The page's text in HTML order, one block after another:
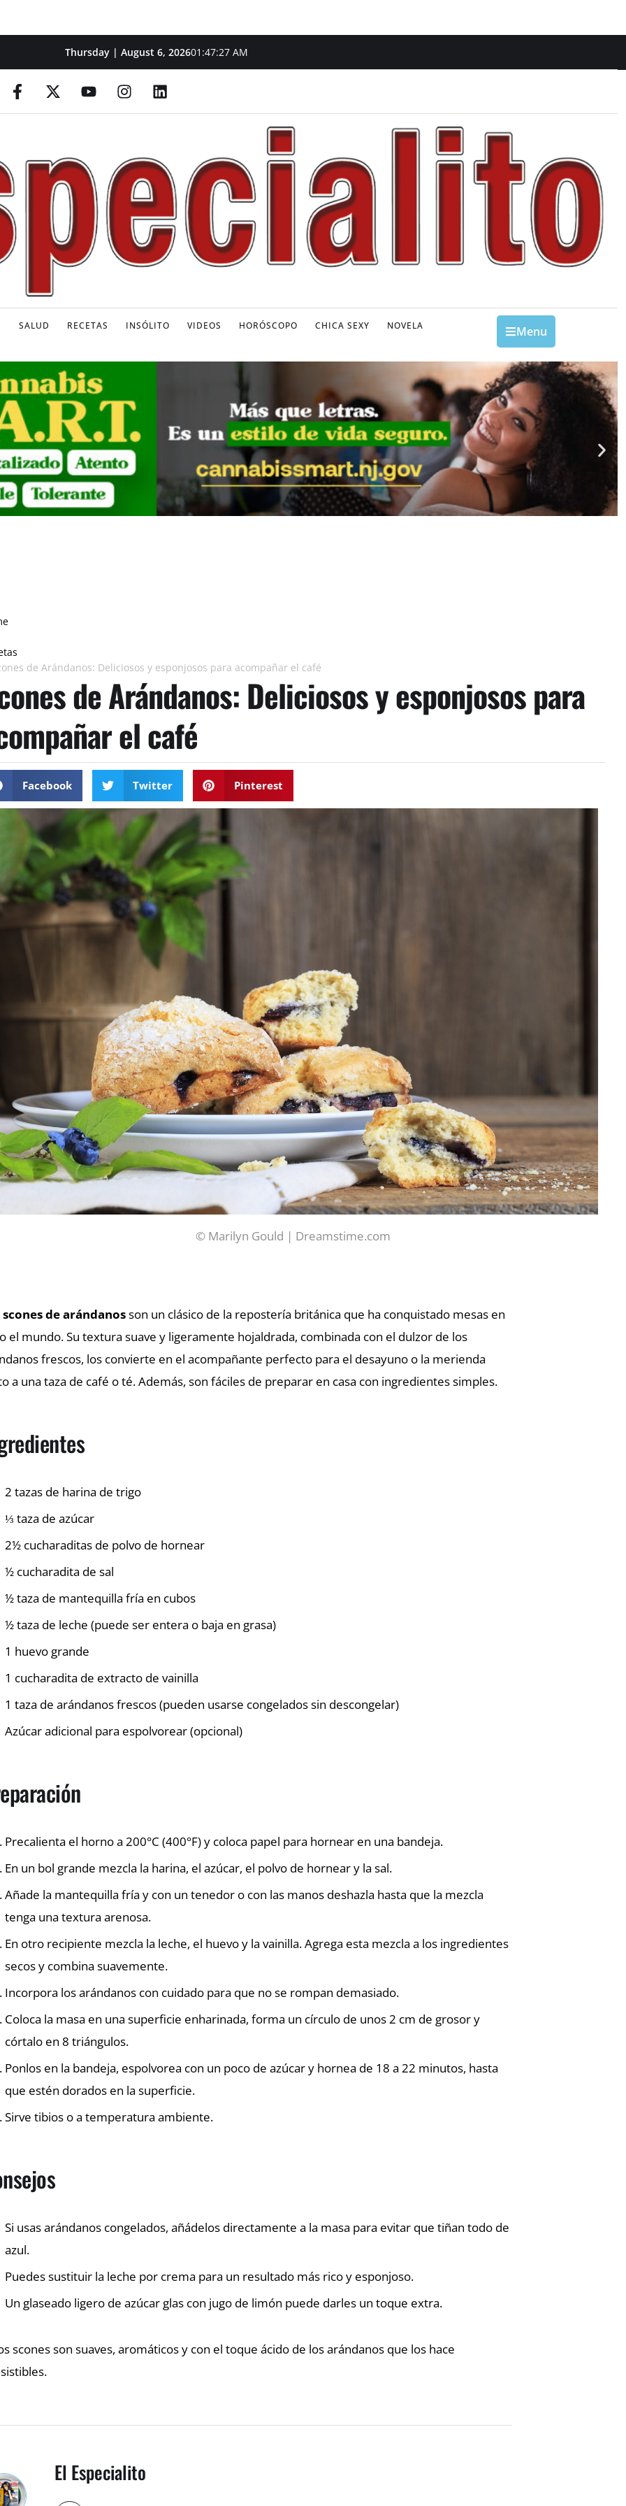
Thursday | August 6, 202601:47:28 AM
SALUD RECETAS INSÓLITO VIDEOS HORÓSCOPO CHICA SEXY NOVELA Menu
de Arándanos: Deliciosos y esponjosos para acompañar el café
de Arándanos: Deliciosos y esponjosos para
el café
Facebook Twitter Pinterest
© Marilyn Gould | Dreamstime.com
scones de arándanosson un clásico de la repostería británica que ha conquistado mesas en
el mundo. Su textura suave y ligeramente hojaldrada, combinada con el dulzor de los
frescos, los convierte en el acompañante perfecto para el desayuno o la merienda
a una taza de café o té. Además, son fáciles de preparar en casa con ingredientes simples.
2 tazas de harina de trigo
⅓ taza de azúcar
2½ cucharaditas de polvo de hornear
½ cucharadita de sal
½ taza de mantequilla fría en cubos
½ taza de leche (puede ser entera o baja en grasa)
1 huevo grande
1 cucharadita de extracto de vainilla
1 taza de arándanos frescos (pueden usarse congelados sin descongelar)
Azúcar adicional para espolvorear (opcional)
Precalienta el horno a 200°C (400°F) y coloca papel para hornear en una bandeja.
En un bol grande mezcla la harina, el azúcar, el polvo de hornear y la sal.
Añade la mantequilla fría y con un tenedor o con las manos deshazla hasta que la mezcla
tenga una textura arenosa.
En otro recipiente mezcla la leche, el huevo y la vainilla. Agrega esta mezcla a los ingredientes
secos y combina suavemente.
Incorpora los arándanos con cuidado para que no se rompan demasiado.
Coloca la masa en una superficie enharinada, forma un círculo de unos 2 cm de grosor y
córtalo en 8 triángulos.
Ponlos en la bandeja, espolvorea con un poco de azúcar y hornea de 18 a 22 minutos, hasta
que estén dorados en la superficie.
Sirve tibios o a temperatura ambiente.
Si usas arándanos congelados, añádelos directamente a la masa para evitar que tiñan todo de
azul.
Puedes sustituir la leche por crema para un resultado más rico y esponjoso.
Un glaseado ligero de azúcar glas con jugo de limón puede darles un toque extra.
scones son suaves, aromáticos y con el toque ácido de los arándanos que los hace
El Especialito